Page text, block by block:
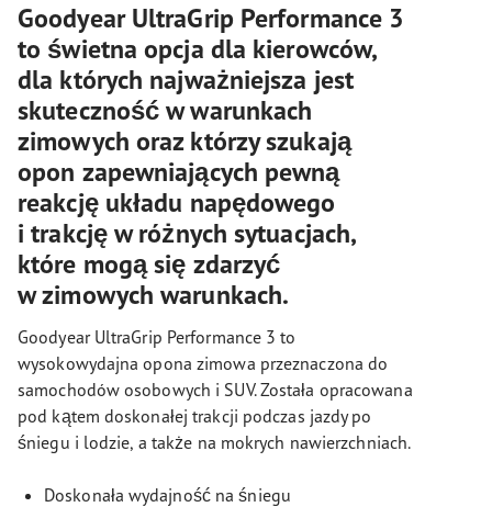
Goodyear UltraGrip Performance 3
to świetna opcja dla kierowców,
dla których najważniejsza jest
skuteczność w warunkach
zimowych oraz którzy szukają
opon zapewniających pewną
reakcję układu napędowego
i trakcję w różnych sytuacjach,
które mogą się zdarzyć
w zimowych warunkach.
Goodyear UltraGrip Performance 3 to
wysokowydajna opona zimowa przeznaczona do
samochodów osobowych i SUV. Została opracowana
pod kątem doskonałej trakcji podczas jazdy po
śniegu i lodzie, a także na mokrych nawierzchniach.
Doskonała wydajność na śniegu